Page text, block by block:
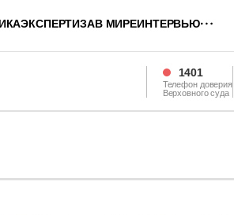
ЭКСПЕРТИЗАВ МИРЕИНТЕРВЬЮ
1401
Телефон доверия
Верховного суда